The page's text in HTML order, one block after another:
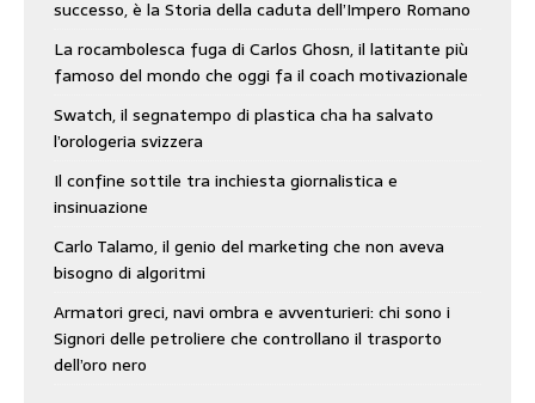
successo, è la Storia della caduta dell’Impero Romano
La rocambolesca fuga di Carlos Ghosn, il latitante più
famoso del mondo che oggi fa il coach motivazionale
Swatch, il segnatempo di plastica cha ha salvato
l’orologeria svizzera
Il confine sottile tra inchiesta giornalistica e
insinuazione
Carlo Talamo, il genio del marketing che non aveva
bisogno di algoritmi
Armatori greci, navi ombra e avventurieri: chi sono i
Signori delle petroliere che controllano il trasporto
dell’oro nero